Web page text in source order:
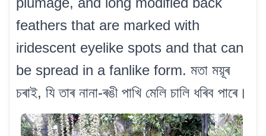
feathers that are marked with
iridescent eyelike spots and that can
be spread in a fanlike form. মতা ময়ূৰ
চৰাই, যি তাৰ নানা-ৰঙী পাখি মেলি চালি ধৰিব পাৰে।